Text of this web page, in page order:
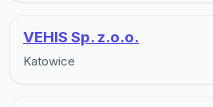
VEHIS Sp. z.o.o.
Katowice